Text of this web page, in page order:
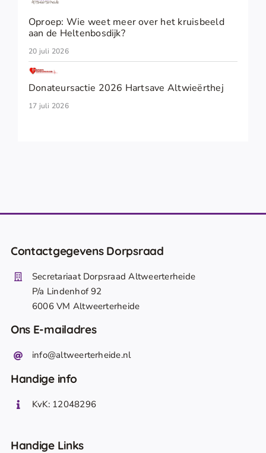
Oproep: Wie weet meer over het kruisbeeld
aan de Heltenbosdijk?
20 juli 2026
Donateursactie 2026 Hartsave Altwieërthej
17 juli 2026
Contactgegevens Dorpsraad
Secretariaat Dorpsraad Altweerterheide
P/a Lindenhof 92
6006 VM Altweerterheide
Ons E-mailadres
info@altweerterheide.nl
Handige info
KvK: 12048296
Handige Links